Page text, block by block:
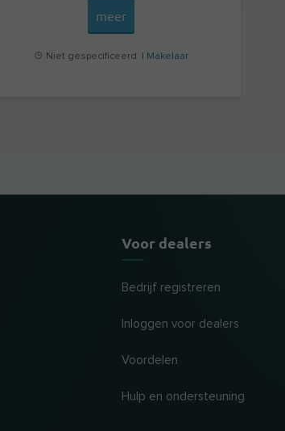
meer
Niet gespecificeerd | Makelaar
Voor dealers
Bedrijf registreren
Inloggen voor dealers
Voordelen
Hulp en ondersteuning